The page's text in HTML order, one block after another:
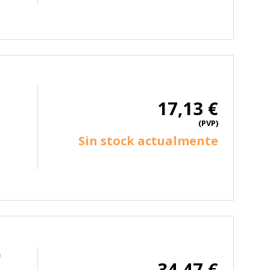
17,13 €
(PVP)
Sin stock actualmente